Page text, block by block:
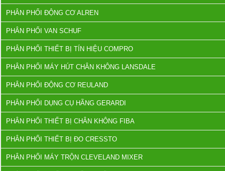
PHÂN PHỐI ĐỘNG CƠ ALREN
PHÂN PHỐI VAN SCHUF
PHÂN PHỐI THIẾT BỊ TÍN HIỆU COMPRO
PHÂN PHỐI MÁY HÚT CHÂN KHÔNG LANSDALE
PHÂN PHỐI ĐỘNG CƠ REULAND
PHÂN PHỐI DỤNG CỤ HÃNG GERARDI
PHÂN PHỐI THIẾT BỊ CHÂN KHÔNG FIBA
PHÂN PHỐI THIẾT BỊ ĐO CRESSTO
PHÂN PHỐI MÁY TRỘN CLEVELAND MIXER